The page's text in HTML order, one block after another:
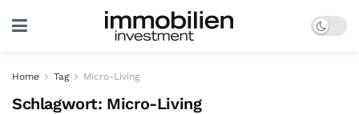
Home Tag Micro-Living
Schlagwort: Micro-Living